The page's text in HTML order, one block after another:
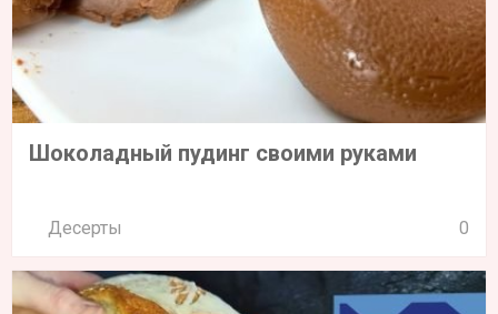
Шоколадный пудинг своими руками
Десерты 0